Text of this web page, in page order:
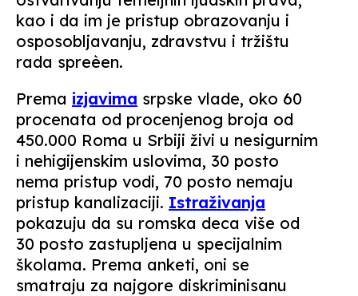
kao i da im je pristup obrazovanju i
osposobljavanju, zdravstvu i tržištu
rada spreèen.
Prema izjavima srpske vlade, oko 60
procenata od procenjenog broja od
450.000 Roma u Srbiji živi u nesigurnim
i nehigijenskim uslovima, 30 posto
nema pristup vodi, 70 posto nemaju
pristup kanalizaciji. Istraživanja
pokazuju da su romska deca više od
30 posto zastupljena u specijalnim
školama. Prema anketi, oni se
smatraju za najgore diskriminisanu